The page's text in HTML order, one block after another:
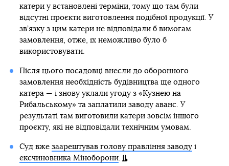
катери у встановлені терміни, тому що там були
відсутні проєкти виготовлення подібної продукції. У
зв’язку з цим катери не відповідали б вимогам
замовлення, отже, їх неможливо було б
використовувати.
Після цього посадовці внесли до оборонного
замовлення необхідність будівництва ще одного
катера — і знову уклали угоду з «Кузнею на
Рибальському» та заплатили заводу аванс. У
результаті там виготовили катери зовсім іншого
проєкту, які не відповідали технічним умовам.
Суд вже заарештував голову правління заводуі
ексчиновника Міноборони.